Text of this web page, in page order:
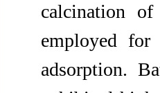
calcination
employed for
adsorption.